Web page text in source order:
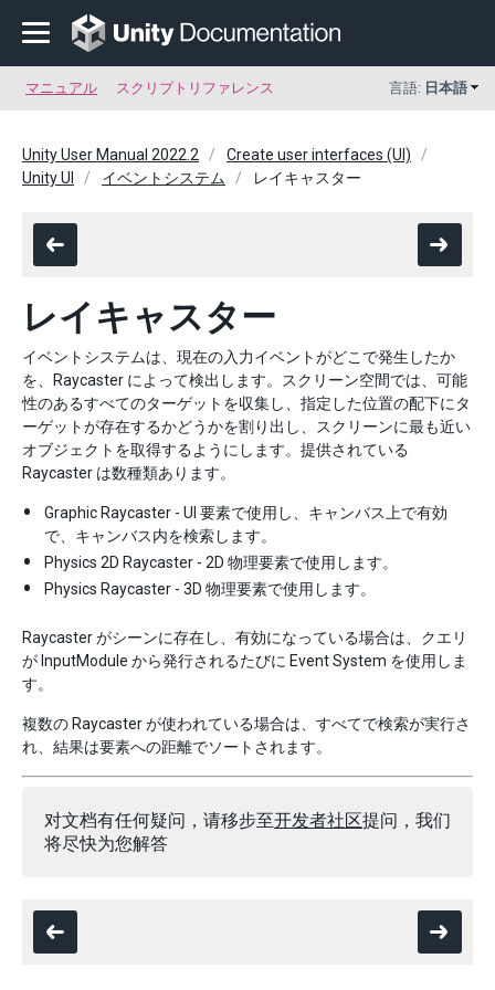
マニュアル スクリプトリファレンス 言語: 日本語
Unity User Manual 2022.2
Create user interfaces (UI)
Unity UI
イベントシステム レイキャスター
レイキャスター
イベントシステムは、現在の入力イベントがどこで発生したか
を、Raycaster によって検出します。スクリーン空間では、可能
性のあるすべてのターゲットを収集し、指定した位置の配下にタ
ーゲットが存在するかどうかを割り出し、スクリーンに最も近い
オブジェクトを取得するようにします。提供されている
Raycaster は数種類あります。
Graphic Raycaster - UI 要素で使用し、キャンバス上で有効
で、キャンバス内を検索します。
Physics 2D Raycaster - 2D 物理要素で使用します。
Physics Raycaster - 3D 物理要素で使用します。
Raycaster がシーンに存在し、有効になっている場合は、クエリ
が InputModule から発行されるたびに Event System を使用しま
す。
複数の Raycaster が使われている場合は、すべてで検索が実行さ
れ、結果は要素への距離でソートされます。
对文档有任何疑问，请移步至开发者社区提问，我们
将尽快为您解答